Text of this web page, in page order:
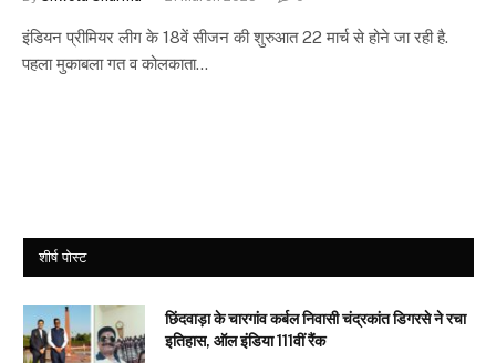
इंडियन प्रीमियर लीग के 18वें सीजन की शुरुआत 22 मार्च से होने जा रही है.
पहला मुकाबला गत व कोलकाता…
शीर्ष पोस्ट
छिंदवाड़ा के चारगांव कर्बल निवासी चंद्रकांत डिगरसे ने रचा
इतिहास, ऑल इंडिया 111वीं रैंक